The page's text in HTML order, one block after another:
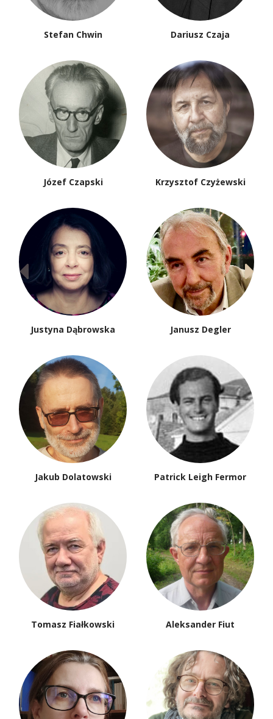
Stefan Chwin Dariusz Czaja
Józef Czapski Krzysztof Czyżewski
Justyna Dąbrowska Janusz Degler
Jakub Dolatowski Patrick Leigh Fermor
Tomasz Fiałkowski Aleksander Fiut